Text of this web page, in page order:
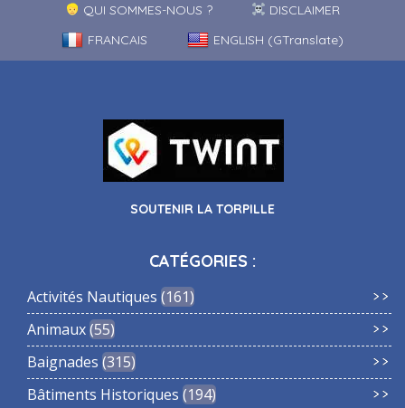
QUI SOMMES-NOUS ?
DISCLAIMER
FRANCAIS
ENGLISH (GTranslate)
SOUTENIR LA TORPILLE
CATÉGORIES :
Activités Nautiques 161
Animaux 55
Baignades 315
Bâtiments Historiques 194